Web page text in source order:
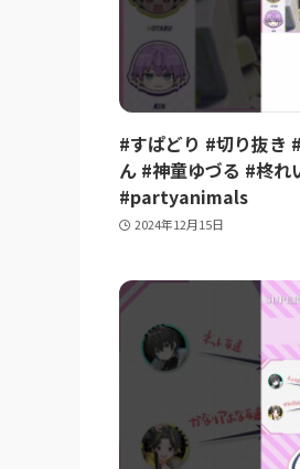
#すぱどり #切り抜き
ん #神童ゆづる #柊
#partyanimals
2024年12月15日